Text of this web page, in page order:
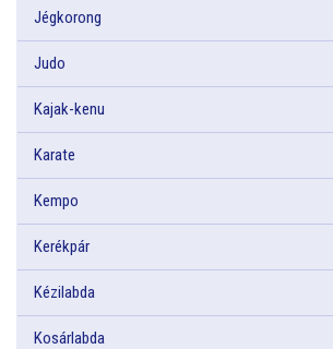
Jégkorong
Judo
Kajak-kenu
Karate
Kempo
Kerékpár
Kézilabda
Kosárlabda